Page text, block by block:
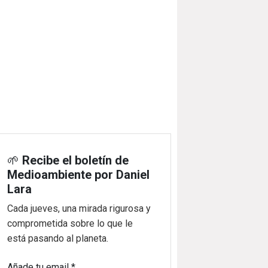
🌱 Recibe el boletín de
Medioambiente por Daniel
Lara
Cada jueves, una mirada rigurosa y
comprometida sobre lo que le
está pasando al planeta.